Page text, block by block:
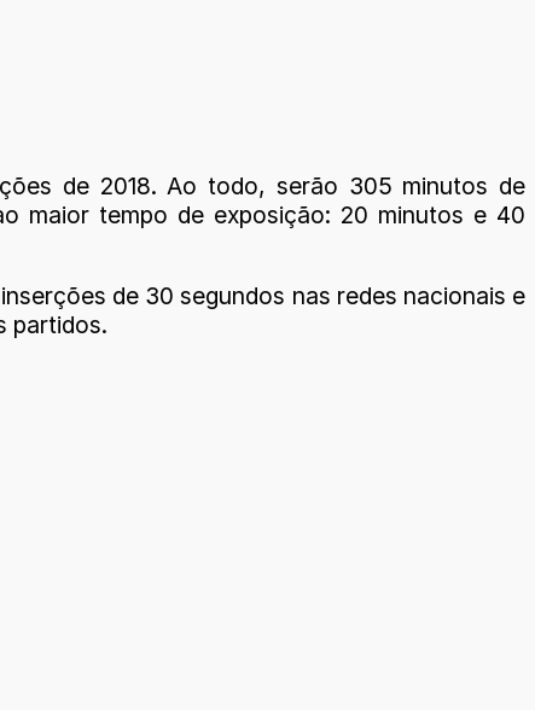
de 2018. Ao todo, serão 305 minutos de
maior tempo de exposição: 20 minutos e 40
de 30 segundos nas redes nacionais e
partidos.